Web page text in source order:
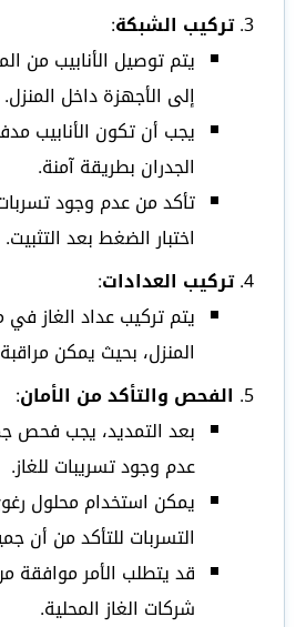
تركيب الشبكة:
يتم توصيل الأنابيب من
إلى الأجهزة داخل المنزل.
يجب أن تكون الأنابيب
الجدران بطريقة آمنة.
تأكد من عدم وجود
اختبار الضغط بعد التثبيت.
تركيب العدادات:
يتم تركيب عداد الغاز
المنزل، بحيث يمكن
الفحص والتأكد من الأمان:
بعد التمديد، يجب فحص
عدم وجود تسريبات للغاز.
يمكن استخدام محلول
التسربات للتأكد من أن
قد يتطلب الأمر موافقة
شركات الغاز المحلية.